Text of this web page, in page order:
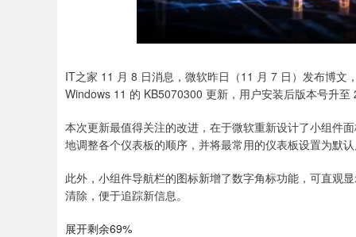
IT之家 11 月 8 日消息，微软昨日（11 月 7 日）发布博
Windows 11 的 KB5070300 更新，用户安装后版本号升至
本次更新最值得关注的改进，在于微软重新设计了小组件
地调整各个仪表板的顺序，并将最常用的仪表板设置为默
此外，小组件导航栏的图标新增了数字角标功能，可直观
清除，便于追踪新信息。
展开剩余69%